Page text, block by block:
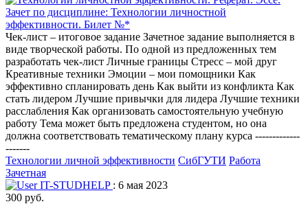
Зачет по дисциплине: Технологии личностной
эффективности. Билет №*
Чек-лист – итоговое задание Зачетное задание выполняется в
виде творческой работы. По одной из предложенных тем
разработать чек-лист Личные границы Стресс – мой друг
Креативные техники Эмоции – мои помощники Как
эффективно спланировать день Как выйти из конфликта Как
стать лидером Лучшие привычки для лидера Лучшие техники
расслабления Как организовать самостоятельную учебную
работу Тема может быть предложена студентом, но она
должна соответствовать тематическому плану курса -------------
-------
Технологии личной эффективности СибГУТИ Работа
Зачетная
IT-STUDHELP : 6 мая 2023
300 руб.